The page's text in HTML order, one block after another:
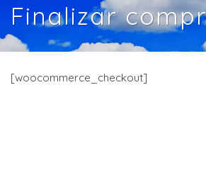
Finalizar
[woocommerce_checkout]